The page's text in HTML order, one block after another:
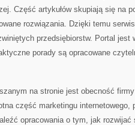
Część artykułów skupiają się na
rozwiązania. Dzięki temu
przedsiębiorstw. Portal jest
porady są opracowane
na stronie jest obecność
część marketingu internetowego,
opracowania o tym, jak